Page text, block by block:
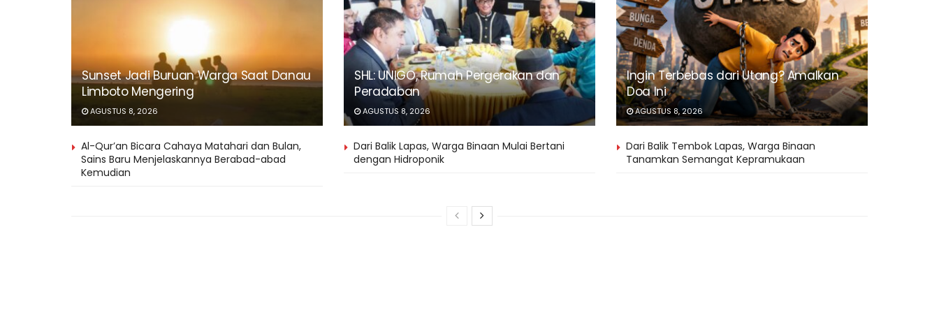
Sunset Jadi Buruan Warga Saat Danau
Limboto Mengering
AGUSTUS 8, 2026
SHL: UNIGO, Rumah Pergerakan dan
Peradaban
AGUSTUS 8, 2026
Ingin Terbebas dari Utang? Amalkan
Doa Ini
AGUSTUS 8, 2026
Al-Qur’an Bicara Cahaya Matahari dan Bulan,
Sains Baru Menjelaskannya Berabad-abad
Kemudian
Dari Balik Lapas, Warga Binaan Mulai Bertani
dengan Hidroponik
Dari Balik Tembok Lapas, Warga Binaan
Tanamkan Semangat Kepramukaan